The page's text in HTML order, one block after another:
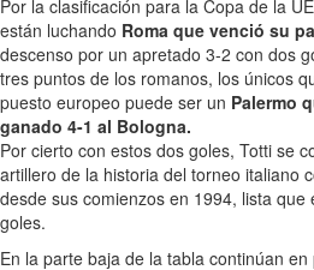
Por la clasificación para la Copa de la
están luchando Roma que venció su
descenso por un apretado 3-2 con dos
tres puntos de los romanos, los únicos
puesto europeo puede ser un Palermo
ganado 4-1 al Bologna.
Por cierto con estos dos goles, Totti se
artillero de la historia del torneo italiano
desde sus comienzos en 1994, lista
goles.
En la parte baja de la tabla continúan